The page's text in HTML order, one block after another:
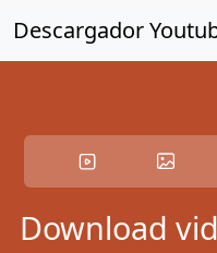
Descargador
Download